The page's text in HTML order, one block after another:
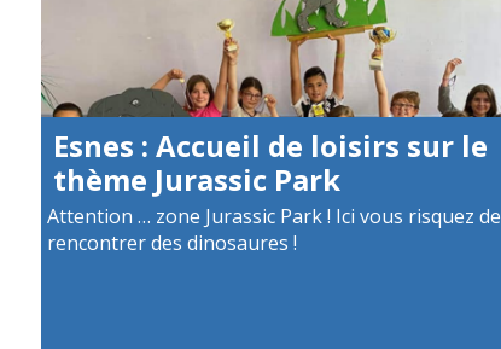
Esnes : Accueil de loisirs sur le
thème Jurassic Park
Attention … zone Jurassic Park ! Ici vous risquez de
rencontrer des dinosaures !